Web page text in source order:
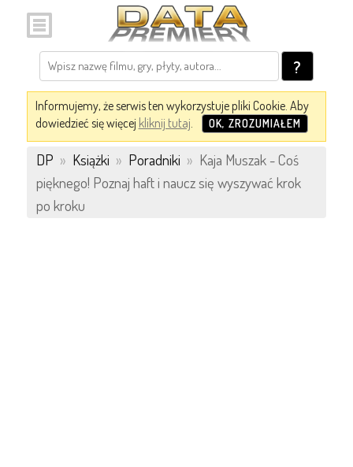
?
Informujemy, że serwis ten wykorzystuje pliki Cookie. Aby
dowiedzieć się więcej kliknij tutaj. OK, ZROZUMIAŁEM
DP » Książki » Poradniki » Kaja Muszak - Coś
pięknego! Poznaj haft i naucz się wyszywać krok
po kroku